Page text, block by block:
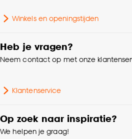
Goed om te weten is dat je
cookieverklaring
Winkels en openingstijden
Heb je vragen?
Neem contact op met onze
Klantenservice
Op zoek naar inspiratie?
We helpen je graag!